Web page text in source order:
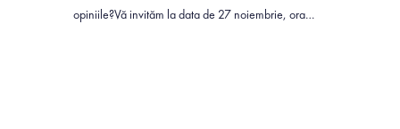
opiniile?Vă invităm la data de 27 noiembrie, ora…